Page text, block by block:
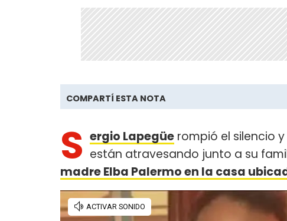
COMPARTÍ ESTA NOTA
S ergio Lapegüe rompió el silencio
están atravesando junto a su
madre Elba Palermo en la casa